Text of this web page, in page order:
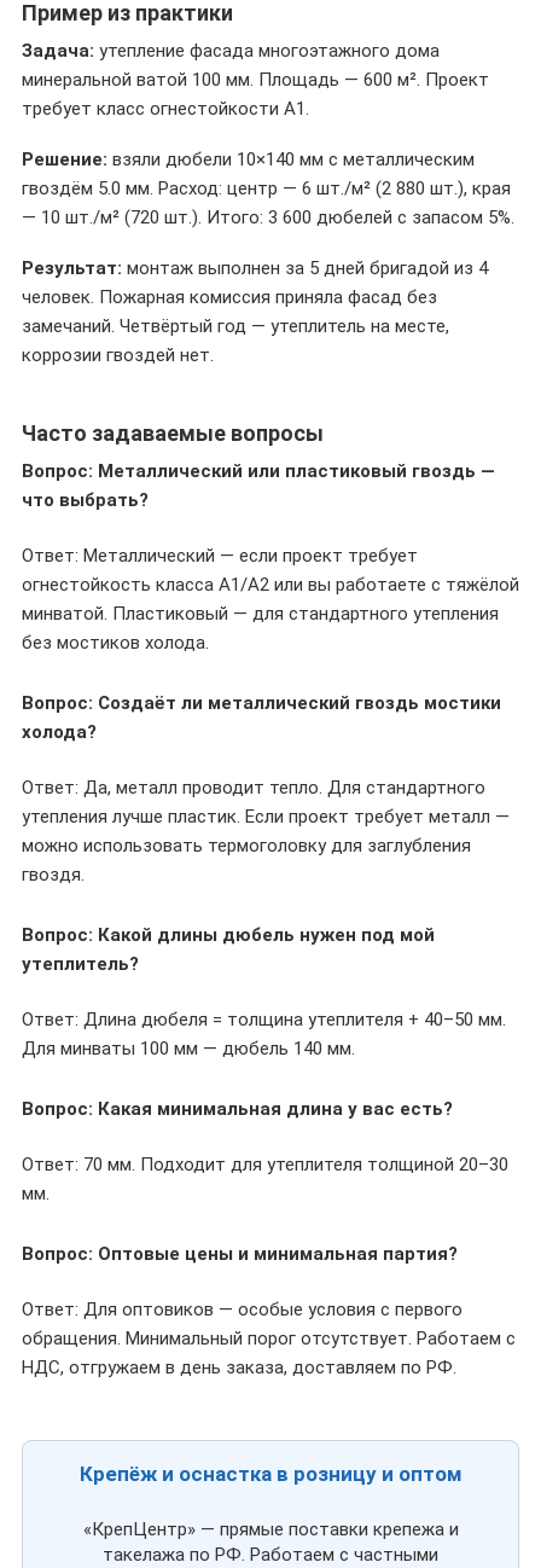
Пример из практики
Задача: утепление фасада многоэтажного дома
минеральной ватой 100 мм. Площадь — 600 м². Проект
требует класс огнестойкости А1.
Решение: взяли дюбели 10×140 мм с металлическим
гвоздём 5.0 мм. Расход: центр — 6 шт./м² (2 880 шт.), края
— 10 шт./м² (720 шт.). Итого: 3 600 дюбелей с запасом 5%.
Результат: монтаж выполнен за 5 дней бригадой из 4
человек. Пожарная комиссия приняла фасад без
замечаний. Четвёртый год — утеплитель на месте,
коррозии гвоздей нет.
Часто задаваемые вопросы
Вопрос: Металлический или пластиковый гвоздь —
что выбрать?
Ответ: Металлический — если проект требует
огнестойкость класса А1/А2 или вы работаете с тяжёлой
минватой. Пластиковый — для стандартного утепления
без мостиков холода.
Вопрос: Создаёт ли металлический гвоздь мостики
холода?
Ответ: Да, металл проводит тепло. Для стандартного
утепления лучше пластик. Если проект требует металл —
можно использовать термоголовку для заглубления
гвоздя.
Вопрос: Какой длины дюбель нужен под мой
утеплитель?
Ответ: Длина дюбеля = толщина утеплителя + 40–50 мм.
Для минваты 100 мм — дюбель 140 мм.
Вопрос: Какая минимальная длина у вас есть?
Ответ: 70 мм. Подходит для утеплителя толщиной 20–30
мм.
Вопрос: Оптовые цены и минимальная партия?
Ответ: Для оптовиков — особые условия с первого
обращения. Минимальный порог отсутствует. Работаем с
НДС, отгружаем в день заказа, доставляем по РФ.
Крепёж и оснастка в розницу и оптом
«КрепЦентр» — прямые поставки крепежа и
такелажа по РФ. Работаем с частными